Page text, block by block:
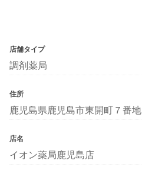
店舗タイプ
調剤薬局
住所
鹿児島県鹿児島市東開町７番地
店名
イオン薬局鹿児島店